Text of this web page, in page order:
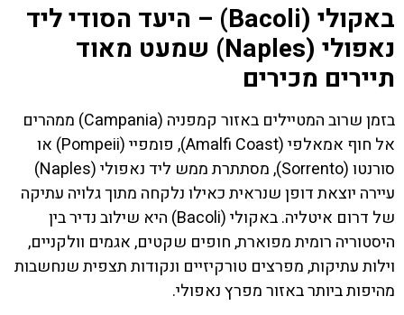
באקולי (Bacoli) – היעד הסודי ליד
נאפולי (Naples) שמעט מאוד
תיירים מכירים
בזמן שרוב המטיילים באזור קמפניה (Campania) ממהרים
אל חוף אמאלפי (Amalfi Coast), פומפיי (Pompeii) או
סורנטו (Sorrento), מסתתרת ממש ליד נאפולי (Naples)
עיירה יוצאת דופן שנראית כאילו נלקחה מתוך גלויה עתיקה
של דרום איטליה. באקולי (Bacoli) היא שילוב נדיר בין
היסטוריה רומית מפוארת, חופים שקטים, אגמים וולקניים,
וילות עתיקות, מפרצים טורקיזיים ונקודות תצפית שנחשבות
מהיפות ביותר באזור מפרץ נאפולי.